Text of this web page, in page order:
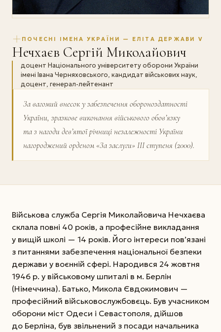
ПОЧЕСНІ ІМЕНА УКРАЇНИ — ЕЛІТА ДЕРЖАВИ V
Нечхаєв Сергій Миколайович
доцент Національного університету оборони України
імені Івана Черняховського, кандидат військових наук,
доцент, генерал-лейтенант
За вагомий внесок у забезпечення обороно­здатності
України, зразкове виконання військового обов’язку
та з нагоди дев’ятої річниці незалежності України
нагороджений орденом «За заслуги» ІІІ ступеня (2000).
Військова служба Сергія Миколайовича Нечхаєва
склала повні 40 років, а професійне викладання
у вищій школі — 14 років. Його інтереси пов’язані
з питаннями забезпечення національної безпеки
держави у воєнній сфері. Народився 24 жовтня
1946 р. у військовому шпиталі в м. Берлін
(Німеччина). Батько, Микола Євдокимович —
професійний військово­службовєць. Був учасником
оборони міст Одеси і Севастополя, дійшов
до Берліна, був звільнений з посади начальника